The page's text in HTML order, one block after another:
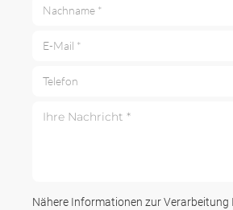
Nähere Informationen zur Verarbeitung